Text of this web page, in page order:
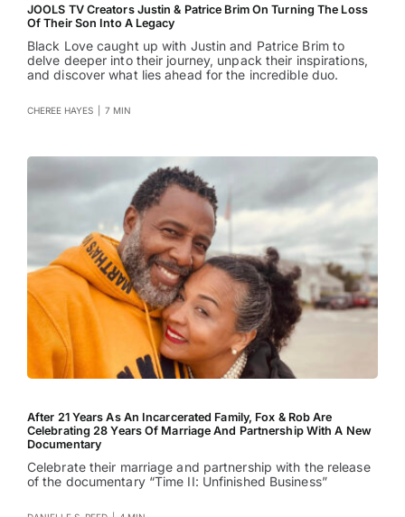
JOOLS TV Creators Justin & Patrice Brim On Turning The Loss
Of Their Son Into A Legacy
Black Love caught up with Justin and Patrice Brim to
delve deeper into their journey, unpack their inspirations,
and discover what lies ahead for the incredible duo.
CHEREE HAYES 7 MIN
After 21 Years As An Incarcerated Family, Fox & Rob Are
Celebrating 28 Years Of Marriage And Partnership With A New
Documentary
Celebrate their marriage and partnership with the release
of the documentary “Time II: Unfinished Business”